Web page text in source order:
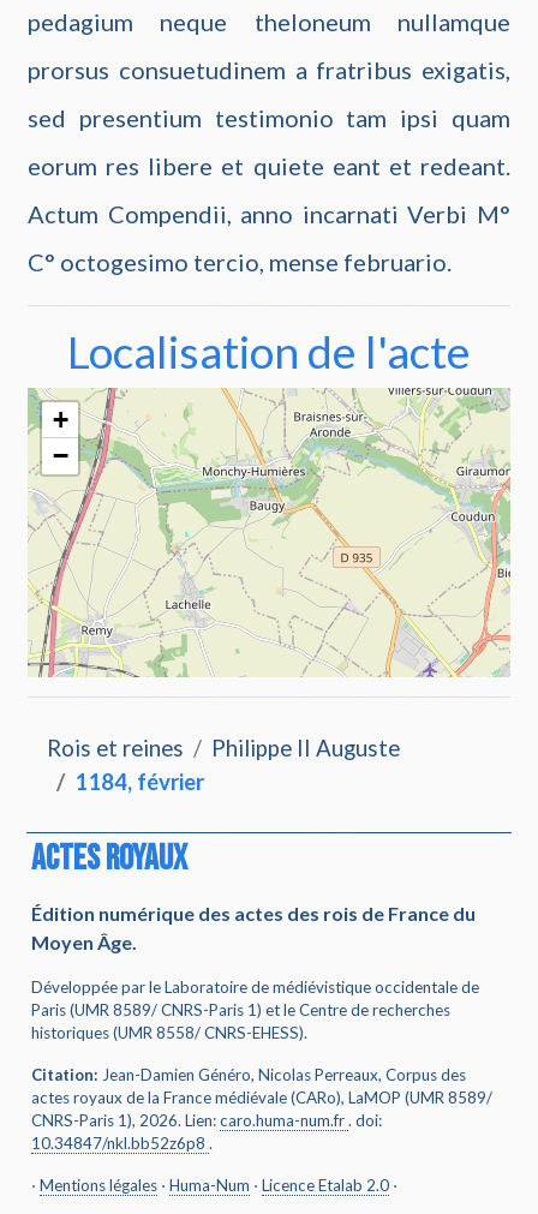
pedagium neque theloneum nullamque
prorsus consuetudinem a fratribus exigatis,
sed presentium testimonio tam ipsi quam
eorum res libere et quiete eant et redeant.
Actum Compendii, anno incarnati Verbi M°
C° octogesimo tercio, mense februario.
Localisation de l'acte
Make this Notebook Trusted to load map: File ->
Trust Notebook
Rois et reines
Philippe II Auguste
1184, février
ACTES ROYAUX
Édition numérique des actes des rois de France du
Moyen Âge.
Développée par le Laboratoire de médiévistique occidentale de
Paris (UMR 8589/ CNRS-Paris 1) et le Centre de recherches
historiques (UMR 8558/ CNRS-EHESS).
Citation: Jean-Damien Généro, Nicolas Perreaux, Corpus des
actes royaux de la France médiévale (CARo), LaMOP (UMR 8589/
CNRS-Paris 1), 2026. Lien:caro.huma-num.fr .doi:
10.34847/nkl.bb52z6p8 .
⋅Mentions légales ⋅Huma-Num ⋅Licence Etalab 2.0 ⋅